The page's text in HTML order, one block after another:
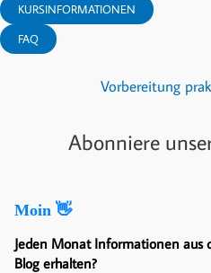
KURSINFORMATIONEN
FAQ
Vorbereitung
Abonniere
Moin 👋
Jeden Monat Informationen aus
Blog erhalten?